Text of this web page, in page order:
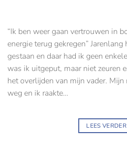
“Ik ben weer gaan vertrouwen in
energie terug gekregen”
gestaan en daar had ik geen
was ik uitgeput, maar niet zeuren
het overlijden van mijn vader.
weg en ik raakte…
LEES VERDER